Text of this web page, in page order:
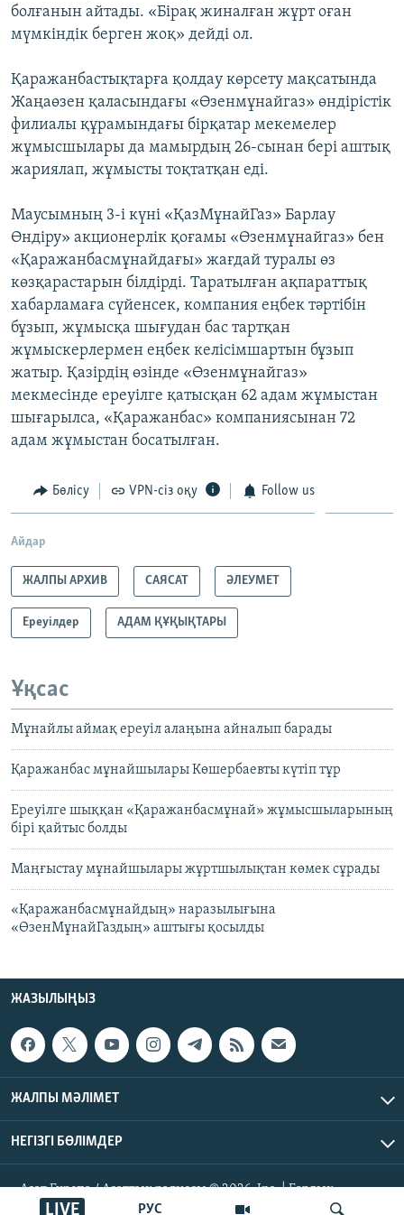
РУС
LIVE
болғанын айтады. «Бірақ жиналған жұрт оған
мүмкіндік берген жоқ» дейді ол.
Қаражанбастықтарға қолдау көрсету мақсатында
Жаңаөзен қаласындағы «Өзенмұнайгаз» өндірістік
филиалы құрамындағы бірқатар мекемелер
жұмысшылары да мамырдың 26-сынан бері аштық
жариялап, жұмысты тоқтатқан еді.
Маусымның 3-і күні «ҚазМұнайГаз» Барлау
Өндіру» акционерлік қоғамы «Өзенмұнайгаз» бен
«Қаражанбасмұнайдағы» жағдай туралы өз
көзқарастарын білдірді. Таратылған ақпараттық
хабарламаға сүйенсек, компания еңбек тәртібін
бұзып, жұмысқа шығудан бас тартқан
жұмыскерлермен еңбек келісімшартын бұзып
жатыр. Қазірдің өзінде «Өзенмұнайгаз»
мекмесінде ереуілге қатысқан 62 адам жұмыстан
шығарылса, «Қаражанбас» компаниясынан 72
адам жұмыстан босатылған.
Бөлісу VPN-сіз оқу Follow us
Айдар
ЖАЛПЫ АРХИВ САЯСАТ ӘЛЕУМЕТ
Ереуілдер АДАМ ҚҰҚЫҚТАРЫ
Ұқсас
Мұнайлы аймақ ереуіл алаңына айналып барады
Қаражанбас мұнайшылары Көшербаевты күтіп тұр
Ереуілге шыққан «Қаражанбасмұнай» жұмысшыларының
бірі қайтыс болды
Маңғыстау мұнайшылары жұртшылықтан көмек сұрады
«Қаражанбасмұнайдың» наразылығына
«ӨзенМұнайГаздың» аштығы қосылды
ЖАЗЫЛЫҢЫЗ
ЖАЛПЫ МӘЛІМЕТ
НЕГІЗГІ БӨЛІМДЕР
Азат Еуропа / Азаттық радиосы © 2026, Inc. | Барлық
құқықтары қорғалған